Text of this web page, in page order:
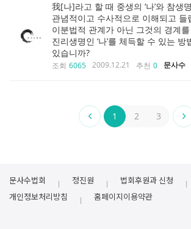
我[나]라고 할 때 중생의 ‘나’와 참생명
관념적이고 수사적으로 이해되고 들
이분법적 관계가 아닌 그것의 경계
진리생명인 ‘나’를 체득할 수 있는 방
있습니까?
조회 6065 2009.12.21 추천 0 문사수
1 2 3
문사수법회 정진원 법회후원과 신청
개인정보처리방침 홈페이지이용약관